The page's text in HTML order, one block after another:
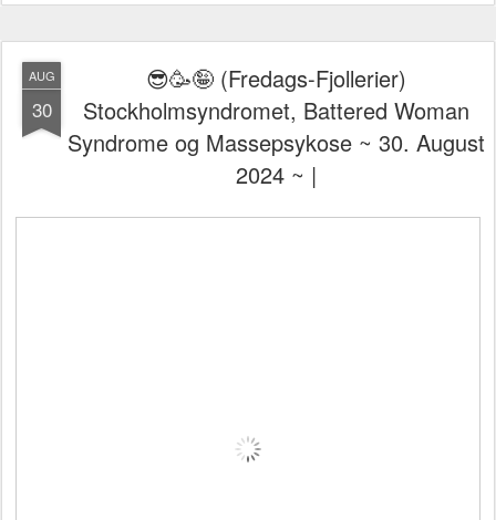
AUG
30
😎🥳🤪 (Fredags-Fjollerier)
Stockholmsyndromet, Battered Woman
Syndrome og Massepsykose ~ 30. August
2024 ~ |